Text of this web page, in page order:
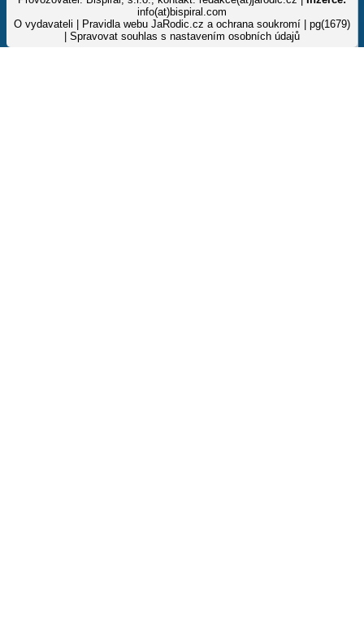
info(at)bispiral.com
O vydavateli
Pravidla webu JaRodic.cz a ochrana soukromí | pg(1679)
Spravovat souhlas s nastavením osobních údajů